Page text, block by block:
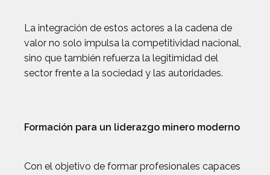
La integración de estos actores a la cadena de
valor no solo impulsa la competitividad nacional,
sino que también refuerza la legitimidad del
sector frente a la sociedad y las autoridades.
Formación para un liderazgo minero moderno
Con el objetivo de formar profesionales capaces